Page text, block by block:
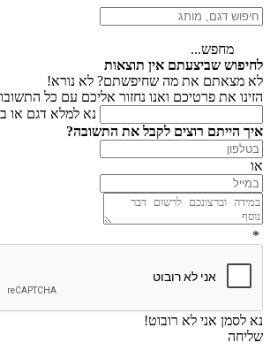
מחפש...
לחיפוש שביצעתם אין תוצאות
לא מצאתם את מה שחיפשתם? לא נורא!
הזינו את פרטיכם ואנו נחזור אליכם עם כל
נא למלא דגם או
איך הייתם רוצים לקבל את התשובה?
או
*
נא לסמן אני לא רובוט!
שליחה